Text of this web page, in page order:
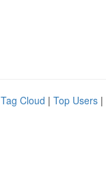
Tag Cloud | Top Users |